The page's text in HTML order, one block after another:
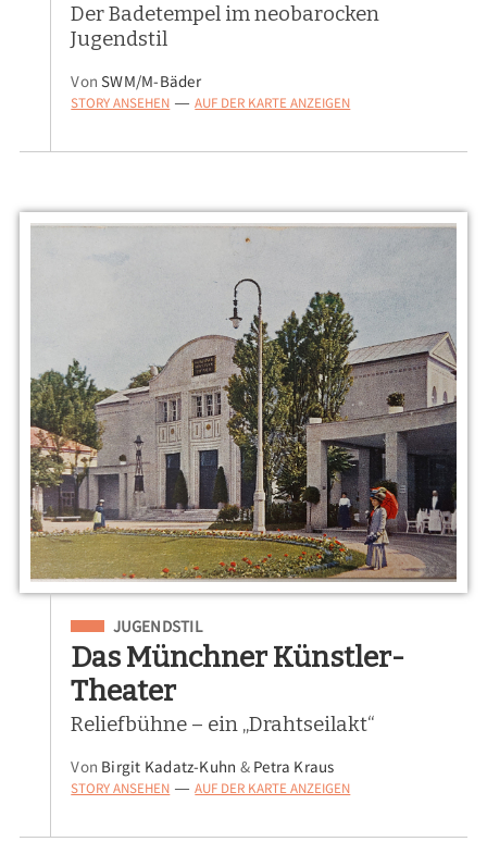
Der Badetempel im neobarocken
Jugendstil
VonSWM/M-Bäder
STORY ANSEHEN — AUF DER KARTE ANZEIGEN
Eingeordnet unter
JUGENDSTIL
Das Münchner Künstler-
Theater
Reliefbühne – ein „Drahtseilakt“
Von Birgit Kadatz-Kuhn & Petra Kraus
STORY ANSEHEN — AUF DER KARTE ANZEIGEN